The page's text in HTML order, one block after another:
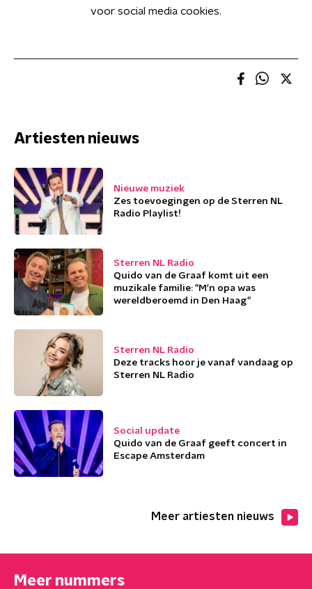
voor social media cookies.
Artiesten nieuws
Nieuwe muziek
Zes toevoegingen op de Sterren NL
Radio Playlist!
Sterren NL Radio
Quido van de Graaf komt uit een
muzikale familie: "M'n opa was
wereldberoemd in Den Haag"
Sterren NL Radio
Deze tracks hoor je vanaf vandaag op
Sterren NL Radio
Social update
Quido van de Graaf geeft concert in
Escape Amsterdam
Meer artiesten nieuws
Meer nummers